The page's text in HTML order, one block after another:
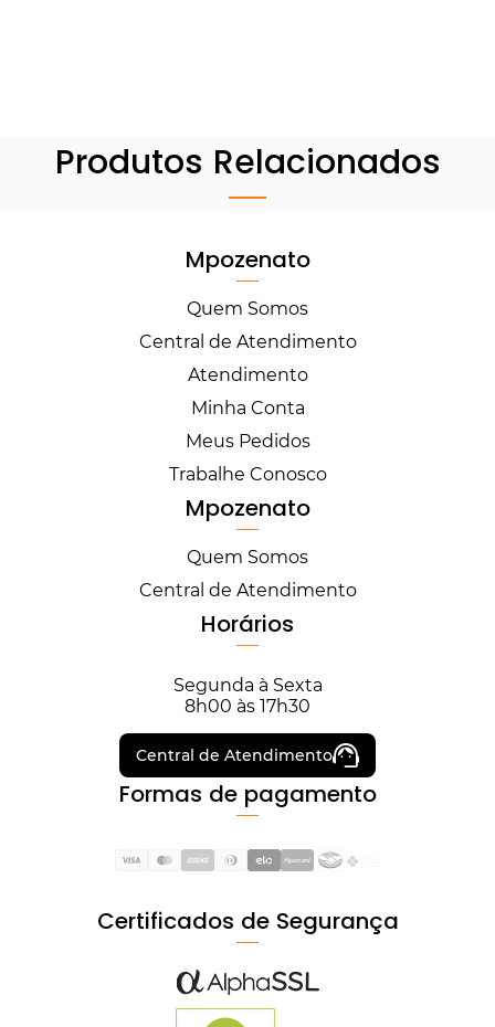
Produtos Relacionados
Mpozenato
Quem Somos
Central de Atendimento
Atendimento
Minha Conta
Meus Pedidos
Trabalhe Conosco
Mpozenato
Quem Somos
Central de Atendimento
Horários
Segunda à Sexta
8h00 às 17h30
Central de Atendimento
Formas de pagamento
Certificados de Segurança